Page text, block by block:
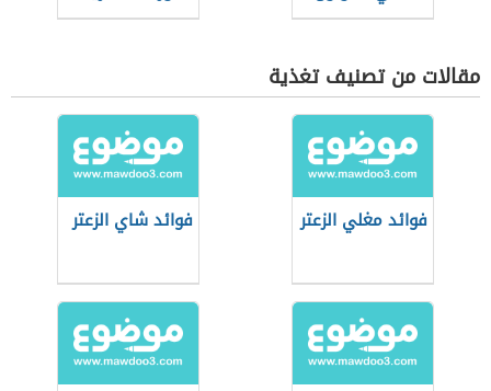
مقالات من تصنيف تغذية
فوائد مغلي الزعتر فوائد شاي الزعتر